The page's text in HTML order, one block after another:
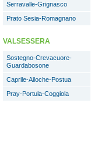
Serravalle-Grignasco
Prato Sesia-Romagnano
VALSESSERA
Sostegno-Crevacuore-
Guardabosone
Caprile-Ailoche-Postua
Pray-Portula-Coggiola